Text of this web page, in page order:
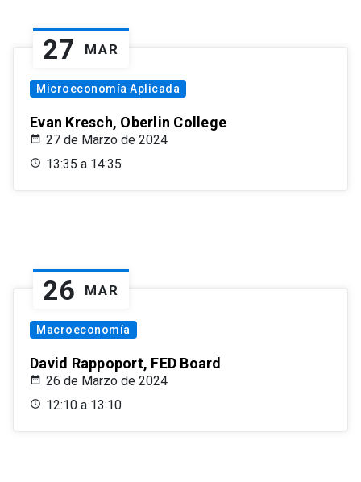
27 MAR
Microeconomía Aplicada
Evan Kresch, Oberlin College
27 de Marzo de 2024
13:35 a 14:35
26 MAR
Macroeconomía
David Rappoport, FED Board
26 de Marzo de 2024
12:10 a 13:10